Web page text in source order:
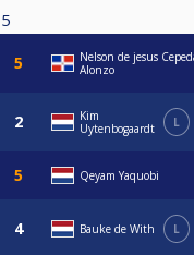
5
Nelson de jesus
Alonzo
Kim
Uytenbogaardt
L
Qeyam Yaquobi
Bauke de With L